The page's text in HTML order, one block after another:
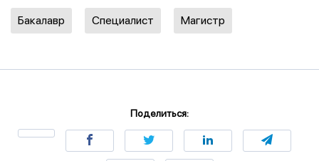
Бакалавр Специалист Магистр
Поделиться: